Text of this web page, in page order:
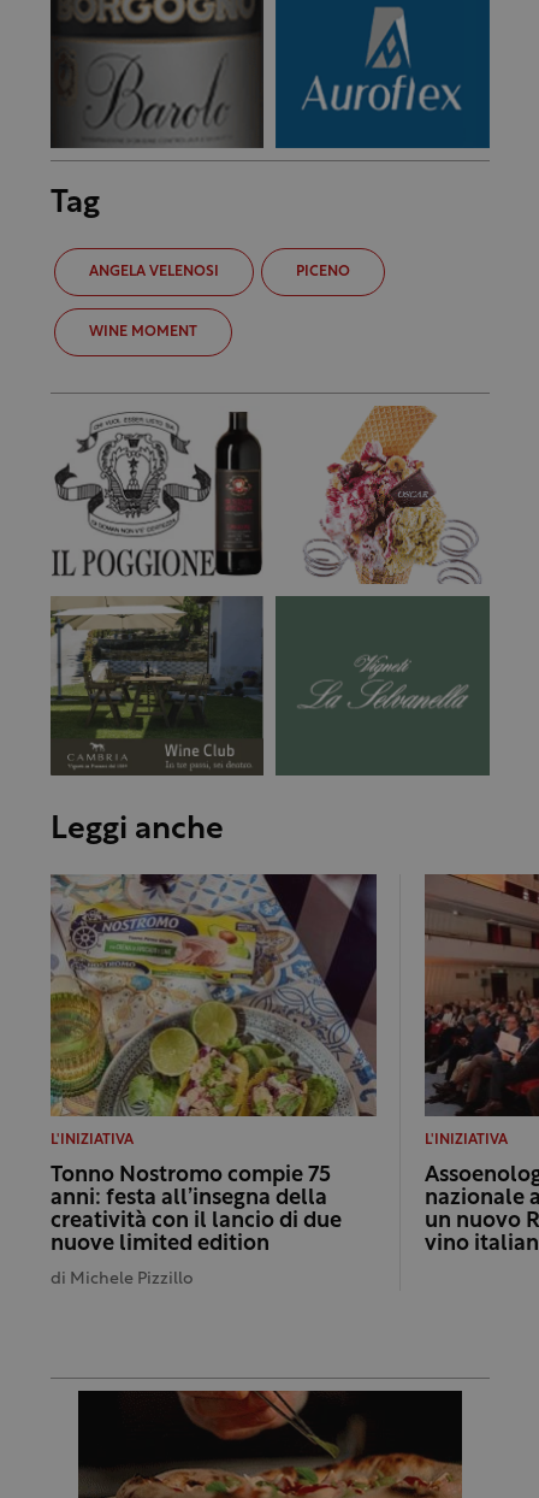
Tag
ANGELA VELENOSI PICENO
WINE MOMENT
Leggi anche
L'INIZIATIVA
Tonno Nostromo compie 75
anni: festa all’insegna della
creatività con il lancio di due
nuove limited edition
di Michele Pizzillo
L'INIZIATIVA
nazionale
un nuovo
vino